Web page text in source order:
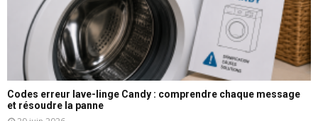
Codes erreur lave-linge Candy : comprendre chaque message
et résoudre la panne